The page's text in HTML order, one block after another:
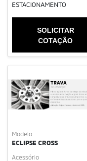
ESTACIONAMENTO
SOLICITAR
COTAÇÃO
Modelo
ECLIPSE CROSS
Acessório